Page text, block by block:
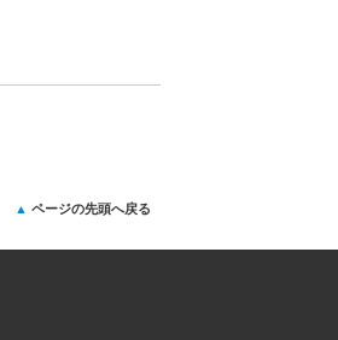
ページの先頭へ戻る